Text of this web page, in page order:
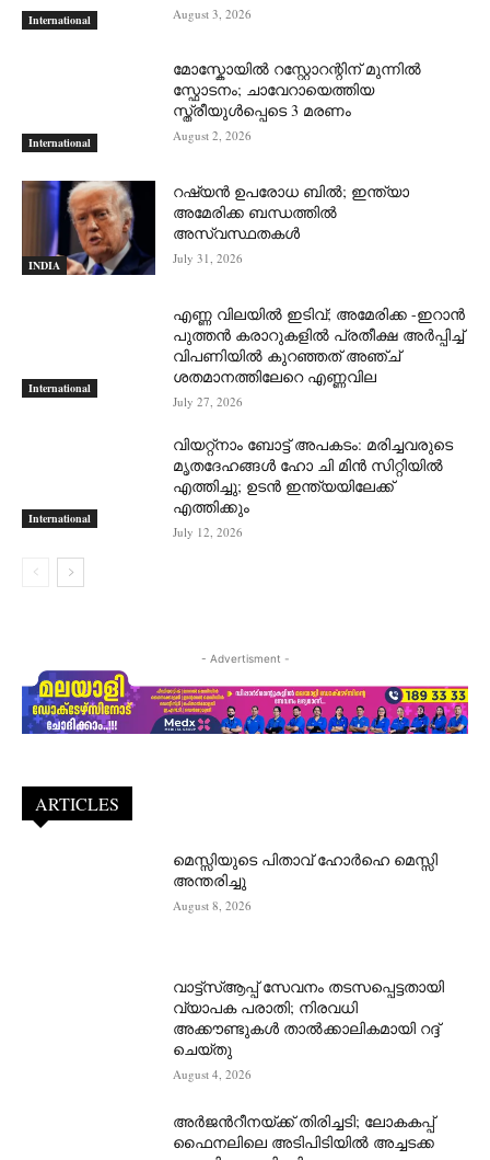
International August 3, 2026
International
മോസ്കോയിൽ റസ്റ്റോറന്റിന് മുന്നിൽ
സ്ഫോടനം; ചാവേറായെത്തിയ
സ്ത്രീയുൾപ്പെടെ 3 മരണം
August 2, 2026
INDIA
റഷ്യന്‍ ഉപരോധ ബില്‍; ഇന്ത്യാ
അമേരിക്ക ബന്ധത്തില്‍
അസ്വസ്ഥതകള്‍
July 31, 2026
International
എണ്ണ വിലയില്‍ ഇടിവ്; അമേരിക്ക -ഇറാന്‍
പുത്തന്‍ കരാറുകളില്‍ പ്രതീക്ഷ അര്‍പ്പിച്ച്
വിപണിയില്‍ കുറഞ്ഞത് അഞ്ച്
ശതമാനത്തിലേറെ എണ്ണവില
July 27, 2026
International
വിയറ്റ്നാം ബോട്ട് അപകടം: മരിച്ചവരുടെ
മൃതദേഹങ്ങൾ ഹോ ചി മിൻ സിറ്റിയിൽ
എത്തിച്ചു; ഉടൻ ഇന്ത്യയിലേക്ക്
എത്തിക്കും
July 12, 2026
- Advertisment -
ARTICLES
മെസ്സിയുടെ പിതാവ് ഹോർഹെ മെസ്സി
അന്തരിച്ചു
August 8, 2026
വാട്ട്‌സ്ആപ്പ് സേവനം തടസപ്പെട്ടതായി
വ്യാപക പരാതി; നിരവധി
അക്കൗണ്ടുകൾ താൽക്കാലികമായി റദ്ദ്
ചെയ്തു
August 4, 2026
അർജന്‍റീനയ്ക്ക് തിരിച്ചടി; ലോകകപ്പ്
ഫൈനലിലെ അടിപിടിയിൽ അച്ചടക്ക